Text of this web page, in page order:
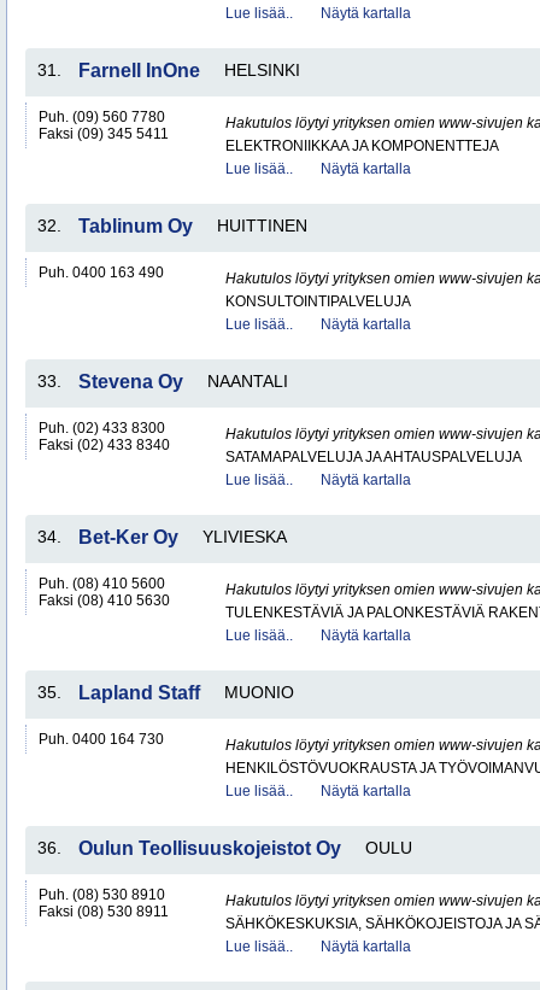
Lue lisää..
Näytä kartalla
31. Farnell InOne HELSINKI
Puh. (09) 560 7780
Faksi (09) 345 5411
Hakutulos löytyi yrityksen omien www-sivujen
ELEKTRONIIKKAA JA KOMPONENTTEJA
Lue lisää..
Näytä kartalla
32. Tablinum Oy HUITTINEN
Puh. 0400 163 490
Hakutulos löytyi yrityksen omien www-sivujen
KONSULTOINTIPALVELUJA
Lue lisää..
Näytä kartalla
33. Stevena Oy NAANTALI
Puh. (02) 433 8300
Faksi (02) 433 8340
Hakutulos löytyi yrityksen omien www-sivujen
SATAMAPALVELUJA JA AHTAUSPALVELUJA
Lue lisää..
Näytä kartalla
34. Bet-Ker Oy YLIVIESKA
Puh. (08) 410 5600
Faksi (08) 410 5630
Hakutulos löytyi yrityksen omien www-sivujen
TULENKESTÄVIÄ JA PALONKESTÄVIÄ
Lue lisää..
Näytä kartalla
35. Lapland Staff MUONIO
Puh. 0400 164 730
Hakutulos löytyi yrityksen omien www-sivujen
HENKILÖSTÖVUOKRAUSTA JA
Lue lisää..
Näytä kartalla
36. Oulun Teollisuuskojeistot Oy OULU
Puh. (08) 530 8910
Faksi (08) 530 8911
Hakutulos löytyi yrityksen omien www-sivujen
SÄHKÖKESKUKSIA, SÄHKÖKOJEISTOJA JA
Lue lisää..
Näytä kartalla